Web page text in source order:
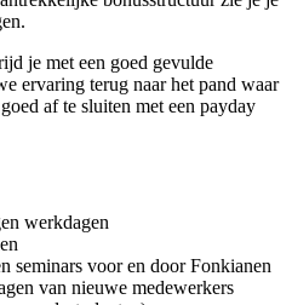
je met een goed gevulde
ervaring terug naar het pand waar
af te sluiten met een payday
werkdagen
seminars voor en door Fonkianen
van nieuwe medewerkers